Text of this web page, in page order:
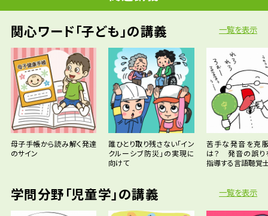
関心ワード「子ども」の講義
母子手帳から読み解く発達
のサイン
誰ひとり取り残さない「イン
クルーシブ防災」の実現に
向けて
苦手な発音を克
は？ 発音の誤り
指導する言語聴覚
一覧を表示
学問分野「児童学」の講義 一覧を表示